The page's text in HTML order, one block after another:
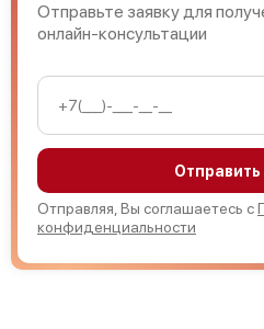
Отправьте заявку для
онлайн-консультации
Отправить
Отправляя, Вы соглашаетесь с
конфиденциальности